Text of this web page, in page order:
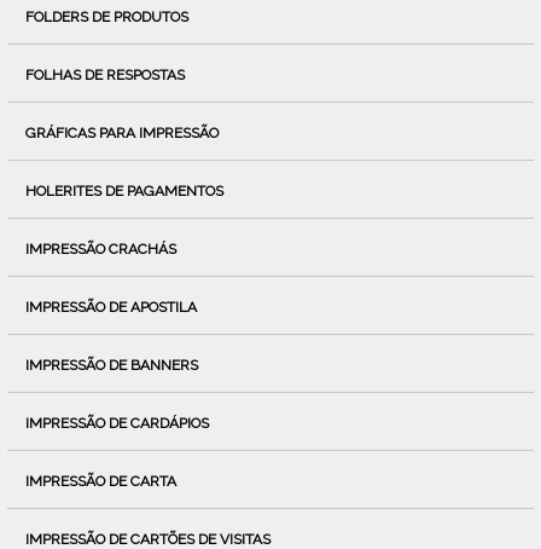
FOLDERS DE PRODUTOS
FOLHAS DE RESPOSTAS
GRÁFICAS PARA IMPRESSÃO
HOLERITES DE PAGAMENTOS
IMPRESSÃO CRACHÁS
IMPRESSÃO DE APOSTILA
IMPRESSÃO DE BANNERS
IMPRESSÃO DE CARDÁPIOS
IMPRESSÃO DE CARTA
IMPRESSÃO DE CARTÕES DE VISITAS